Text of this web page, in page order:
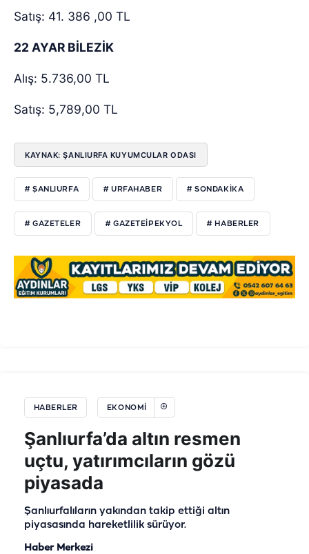
Satış: 41. 386 ,00 TL
22 AYAR BİLEZİK
Alış: 5.736,00 TL
Satış: 5,789,00 TL
KAYNAK: ŞANLIURFA KUYUMCULAR ODASI
# ŞANLIURFA # URFAHABER # SONDAKIKA
# GAZETELER # GAZETEIPEKYOL # HABERLER
HABERLER EKONOMI
Şanlıurfa’da altın resmen
uçtu, yatırımcıların gözü
piyasada
Şanlıurfalıların yakından takip ettiği altın
piyasasında hareketlilik sürüyor.
Haber Merkezi